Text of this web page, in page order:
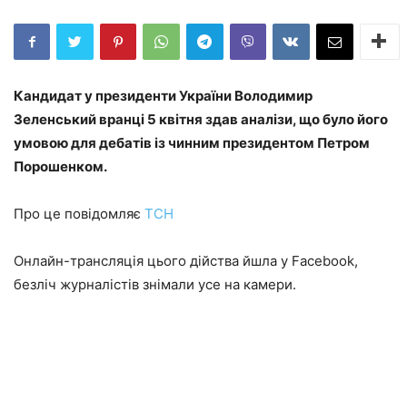
Кандидат у президенти України Володимир
Зеленський вранці 5 квітня здав аналізи, що було його
умовою для дебатів із чинним президентом Петром
Порошенком.
Про це повідомляє ТСН
Онлайн-трансляція цього дійства йшла у Facebook,
безліч журналістів знімали усе на камери.